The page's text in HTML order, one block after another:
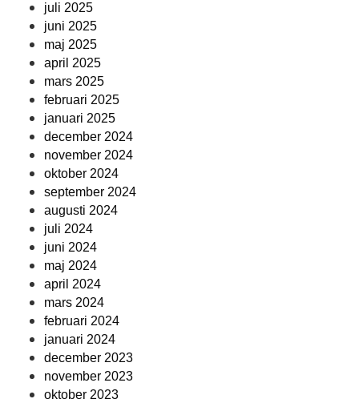
juli 2025
juni 2025
maj 2025
april 2025
mars 2025
februari 2025
januari 2025
december 2024
november 2024
oktober 2024
september 2024
augusti 2024
juli 2024
juni 2024
maj 2024
april 2024
mars 2024
februari 2024
januari 2024
december 2023
november 2023
oktober 2023